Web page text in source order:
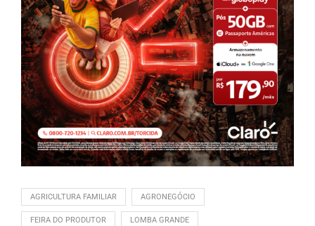
AGRICULTURA FAMILIAR AGRONEGÓCIO
FEIRA DO PRODUTOR LOMBA GRANDE